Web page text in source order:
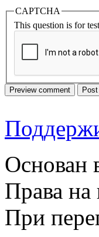
CAPTCHA
This question is for
Основан
Права на
При